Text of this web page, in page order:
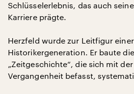
Schlüsselerlebnis, das auch
Karriere prägte.
Herzfeld wurde zur Leitfigur
Historikergeneration. Er baute
„Zeitgeschichte“, die sich mit
Vergangenheit befasst,